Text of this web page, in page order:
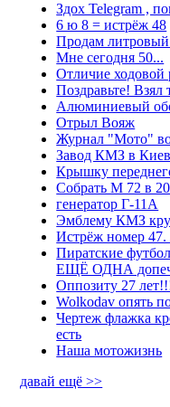
Здох Telegram ,
6 ю 8 = истрёж 48
Продам литровый
Мне сегодня 50...
Отличие ходовой
Поздравьте! Взял
Алюминиевый
Отрыл Вояж
Журнал "Мото"
Завод КМЗ в
Крышку
Собрать М 72 в
генератор Г-11А
Эмблему КМЗ
Истрёж номер 47.
Пиратские
ЕЩЁ ОДНА
Оппозиту 27
Wolkodav опять
Чертеж флажка
есть
Наша мотожизнь
давай ещё >>